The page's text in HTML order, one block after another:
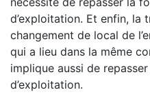
d’exploitation. Et enfin, la
changement de local de
qui a lieu dans la même
implique aussi de
d’exploitation.